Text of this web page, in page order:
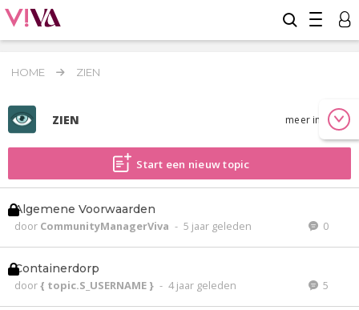
HOME ZIEN
ZIEN meer info
Start een nieuw topic
Algemene Voorwaarden
door CommunityManagerViva - 5 jaar geleden 0
Containerdorp
door{ topic.S_USERNAME } - 4 jaar geleden 5